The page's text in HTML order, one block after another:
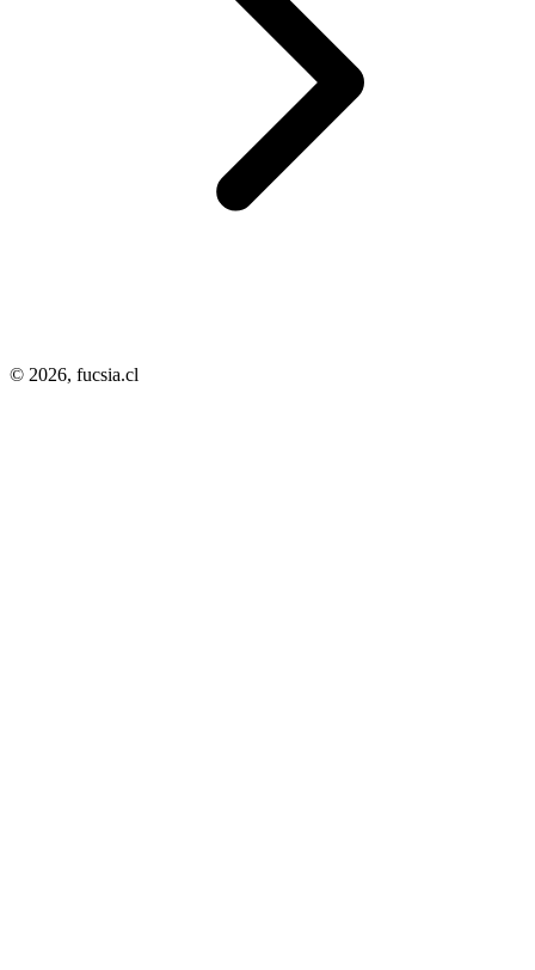
© 2026, fucsia.cl